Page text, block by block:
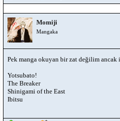
Momiji
Mangaka
Pek manga okuyan bir zat değilim ancak
Yotsubato!
The Breaker
Shinigami of the East
Ibitsu